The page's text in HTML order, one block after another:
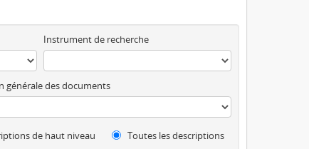
Instrument de recherche
générale des documents
de haut niveau Toutes les descriptions